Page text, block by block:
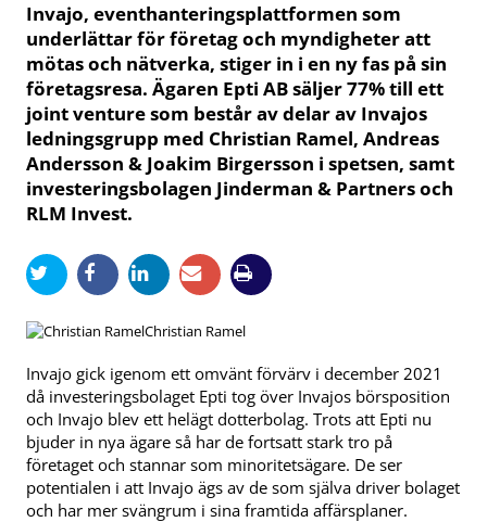
Invajo, eventhanteringsplattformen som
underlättar för företag och myndigheter att
mötas och nätverka, stiger in i en ny fas på sin
företagsresa. Ägaren Epti AB säljer 77% till ett
joint venture som består av delar av Invajos
ledningsgrupp med Christian Ramel, Andreas
Andersson & Joakim Birgersson i spetsen, samt
investeringsbolagen Jinderman & Partners och
RLM Invest.
Christian Ramel
Invajo gick igenom ett omvänt förvärv i december 2021
då investeringsbolaget Epti tog över Invajos börsposition
och Invajo blev ett helägt dotterbolag. Trots att Epti nu
bjuder in nya ägare så har de fortsatt stark tro på
företaget och stannar som minoritetsägare. De ser
potentialen i att Invajo ägs av de som själva driver bolaget
och har mer svängrum i sina framtida affärsplaner.